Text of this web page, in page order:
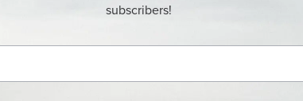
subscribers!